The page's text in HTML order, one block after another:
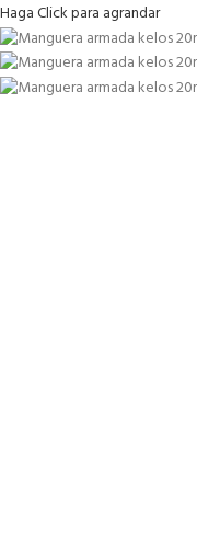
Haga Click para agrandar